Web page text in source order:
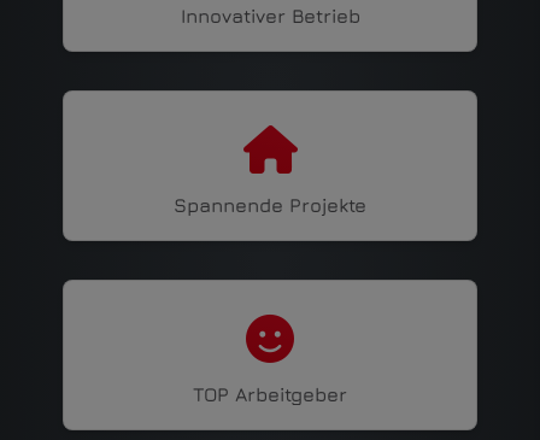
Innovativer Betrieb
Spannende Projekte
TOP Arbeitgeber